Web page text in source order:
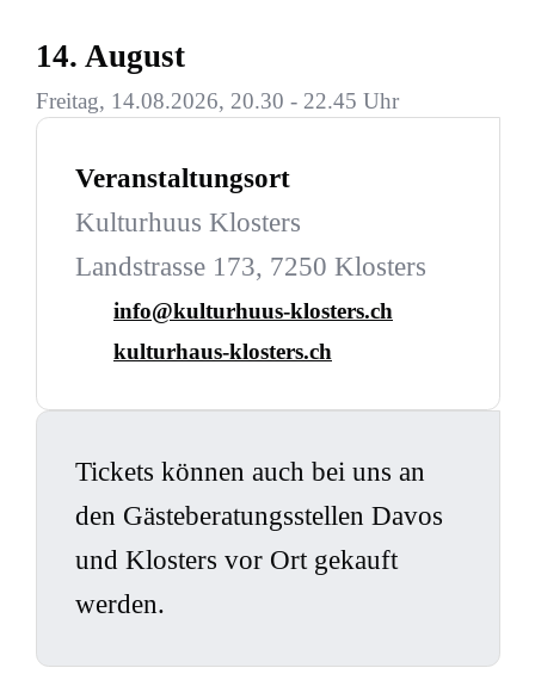
14. August
Freitag, 14.08.2026, 20.30 - 22.45 Uhr
Veranstaltungsort
Kulturhuus Klosters
Landstrasse 173, 7250 Klosters
info@kulturhuus-klosters.ch
kulturhaus-klosters.ch
Tickets können auch bei uns an
den Gästeberatungsstellen Davos
und Klosters vor Ort gekauft
werden.